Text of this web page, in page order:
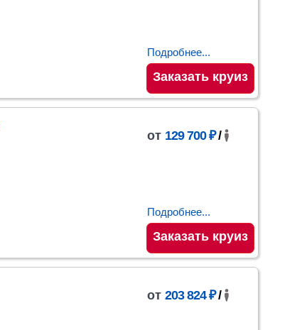
Подробнее...
Заказать круиз
от 129 700 ₽/
Подробнее...
Заказать круиз
от 203 824 ₽/